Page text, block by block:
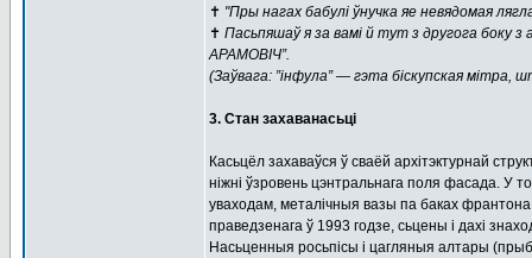
✝️ "Пры нагах бабулі ўнучка яе невядомая
✝️ Пасьпяшаў я за вамі й тут з другога боку
АРАМОВІЧ”.
(Заўвага: ”інфула” — гэта біскупская мітра,
3. Стан захаванасьці
Касьцёл захаваўся ў сваёй архітэктурнай
ніжні ўзровень цэнтральнага поля фасада. У
уваходам, металічныя вазы па баках
праведзенага ў 1993 годзе, сьцены і дахі
Насьценныя росьпісы і цагляныя алтары